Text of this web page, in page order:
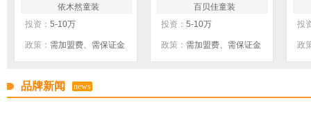
依木然童装
投资： 5-10万
政策： 需加盟费、需保证金
百贝佳童装
投资： 5-10万
政策： 需加盟费、需保证金
投
政
品牌新闻 news